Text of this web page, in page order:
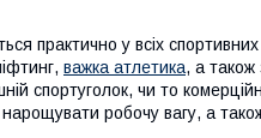
практично у всіх
важка атлетика, а також
спортуголок, чи то
робочу вагу, а